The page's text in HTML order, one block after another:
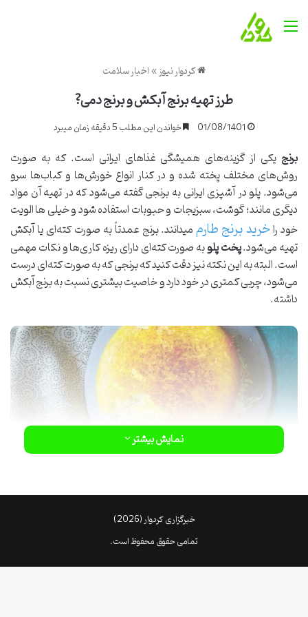
منو
کردوار نیوز»اخبار سلامت
طرز تهیه برنج آبکش و برنج دمی?
01/08/1401 خواندن این مطلب 5 دقیقه زمان میبرد
برنج یکی از گزینه‌های همیشگی غذاهای ایرانی است. که به صورت
روش‌های مختلف پخته شده و در کنار انواع خورش‌ها و کباب‌ها سرو
می‌شود. پلو در آشپزی ایرانی به برنجی گفته می‌شود که در تهیه آن مواد
دیگری مانند؛ گوشت، سبزیجات و حبوبات استفاده شود و خیلی ها الویت
خود راخرید برنج طارممیدانند. برنج عمدتاً به صورت کته‌ای یا آبکش
تهیه می‌شود.پخت پلوبه صورت کته‌ای دارای ریزه کاری‌ها و نکات مهمی
است. البته به این نکته نیز دقت کنید که برنجی که به صورت کته‌ای درست
می‌شود، چربی کمتری در خود دارد و خاصیت بیشتری نسبت به برنج آبکش
داشته.
نمایش بیشتر
خبرگزاری کردوار (2026)
تمامی حقوق محفوظ است.